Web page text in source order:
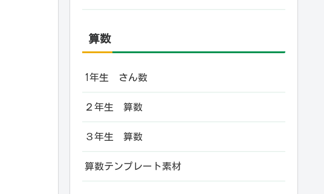
算数
1年生 さん数
２年生 算数
３年生 算数
算数テンプレート素材